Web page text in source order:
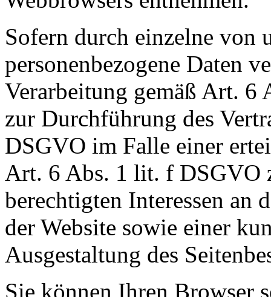
Sofern durch einzelne von
personenbezogene Daten
Verarbeitung gemäß Art.
zur Durchführung des
DSGVO im Falle einer
Art. 6 Abs. 1 lit. f DSGVO
berechtigten Interessen an
der Website sowie einer
Ausgestaltung des
Sie können Ihren Browser